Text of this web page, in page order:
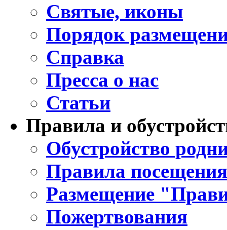
Святые, иконы
Порядок
Справка
Пресса о нас
Статьи
Правила и
Обустройство
Правила
Размещение
Пожертвования